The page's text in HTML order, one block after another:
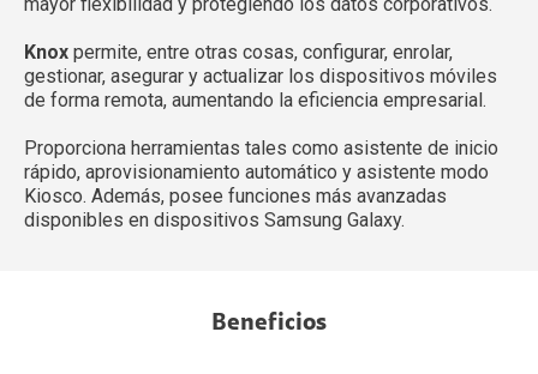
Knox permite, entre otras cosas, configurar, enrolar,
gestionar, asegurar y actualizar los dispositivos móviles
de forma remota, aumentando la eficiencia empresarial.
Proporciona herramientas tales como asistente de inicio
rápido, aprovisionamiento automático y asistente modo
Kiosco. Además, posee funciones más avanzadas
disponibles en dispositivos Samsung Galaxy.
Beneficios